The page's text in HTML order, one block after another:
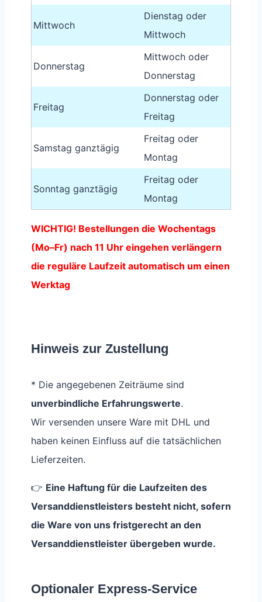
Mittwoch
Dienstag oder
Mittwoch
Donnerstag
Mittwoch oder
Donnerstag
Freitag
Donnerstag oder
Freitag
Samstag ganztägig
Freitag oder
Montag
Sonntag ganztägig
Freitag oder
Montag
WICHTIG! Bestellungen die Wochentags
(Mo–Fr) nach 11 Uhr eingehen verlängern
die reguläre Laufzeit automatisch um einen
Werktag
Hinweis zur Zustellung
* Die angegebenen Zeiträume sind
unverbindliche Erfahrungswerte.
Wir versenden unsere Ware mit DHL und
haben keinen Einfluss auf die tatsächlichen
Lieferzeiten.
👉 Eine Haftung für die Laufzeiten des
Versanddienstleisters besteht nicht, sofern
die Ware von uns fristgerecht an den
Versanddienstleister übergeben wurde.
Optionaler Express-Service